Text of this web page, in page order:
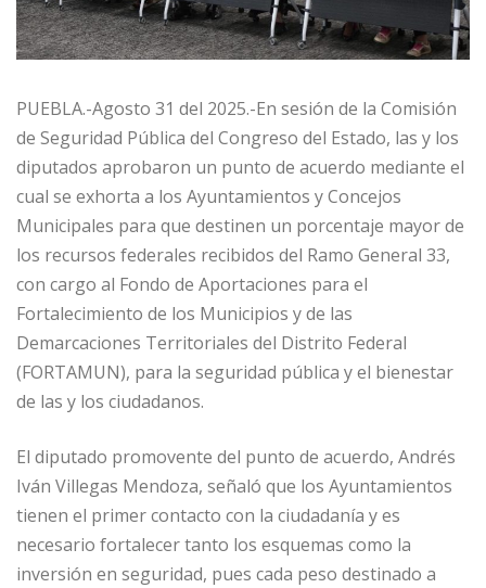
PUEBLA.-Agosto 31 del 2025.-En sesión de la Comisión
de Seguridad Pública del Congreso del Estado, las y los
diputados aprobaron un punto de acuerdo mediante el
cual se exhorta a los Ayuntamientos y Concejos
Municipales para que destinen un porcentaje mayor de
los recursos federales recibidos del Ramo General 33,
con cargo al Fondo de Aportaciones para el
Fortalecimiento de los Municipios y de las
Demarcaciones Territoriales del Distrito Federal
(FORTAMUN), para la seguridad pública y el bienestar
de las y los ciudadanos.
El diputado promovente del punto de acuerdo, Andrés
Iván Villegas Mendoza, señaló que los Ayuntamientos
tienen el primer contacto con la ciudadanía y es
necesario fortalecer tanto los esquemas como la
inversión en seguridad, pues cada peso destinado a